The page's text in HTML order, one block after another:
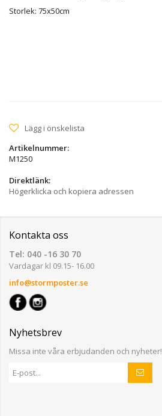
Storlek: 75x50cm
Lägg i önskelista
Artikelnummer:
M1250
Direktlänk:
Högerklicka och kopiera adressen
Kontakta oss
Tel: 040 -16 30 70
Vardagar kl 09.15- 16.00
info@stormposter.se
Nyhetsbrev
Missa inte våra erbjudanden och nyheter!